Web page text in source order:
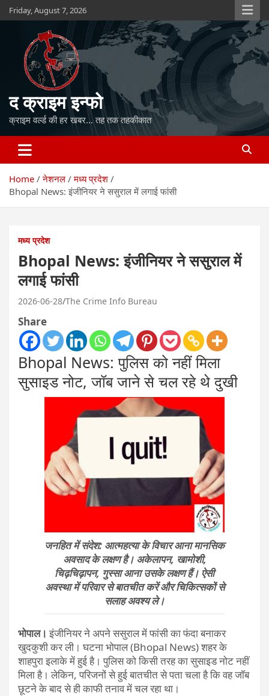
Skip
to
Friday, August 7, 2026
द क्राइम इन्फो
क्राइम वर्ल्ड की हर खबर… तह तक तहकीकात
Home नेशनल
मध्य प्रदेश
Bhopal News: इंजीनियर ने ससुराल में लगाई फांसी
मध्य प्रदेश
Bhopal News: इंजीनियर ने ससुराल में
लगाई फांसी
2026-06-28 The Crime Info Bureau
Share
Bhopal News: पुलिस को नहीं मिला
सुसाइड नोट, जॉब जाने से चल रहे थे दुखी
जनहित में संदेश: आत्महत्या के विचार आना मानसिक
अवसाद के लक्षण है। अकेलापन, खामोशी,
चिढ़चिढ़ापन, गुस्सा आना उसके लक्षण हैं। ऐसी
अवस्था में परिवार से बातचीत करें और चिकित्सकों से
सलाह अवश्य ले।
भोपाल। इंजीनियर ने अपने ससुराल में फांसी का फंदा बनाकर
खुदकुशी कर ली। घटना भोपाल (Bhopal News) शहर के
शाहपुरा इलाके में हुई है। पुलिस को किसी तरह का सुसाइड नोट नहीं
मिला है। लेकिन, परिजनों से हुई बातचीत से पता चला है कि वह जॉब
छूटने के बाद से ही काफी तनाव में चल रहा था।